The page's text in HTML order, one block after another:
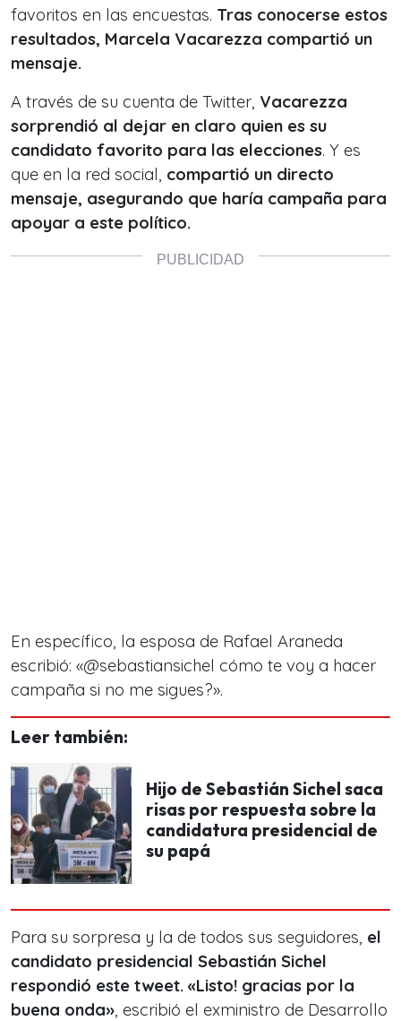
favoritos en las encuestas. Tras conocerse estos
resultados, Marcela Vacarezza compartió un
mensaje.
A través de su cuenta de Twitter, Vacarezza
sorprendió al dejar en claro quien es su
candidato favorito para las elecciones. Y es
que en la red social, compartió un directo
mensaje, asegurando que haría campaña para
apoyar a este político.
En específico, la esposa de Rafael Araneda
escribió: «@sebastiansichel cómo te voy a hacer
campaña si no me sigues?».
Leer también:
Hijo de Sebastián Sichel saca
risas por respuesta sobre la
candidatura presidencial de
su papá
Para su sorpresa y la de todos sus seguidores, el
candidato presidencial Sebastián Sichel
respondió este tweet. «Listo! gracias por la
buena onda», escribió el exministro de Desarrollo